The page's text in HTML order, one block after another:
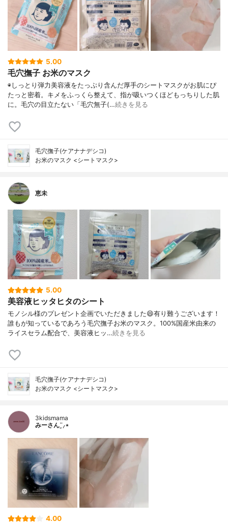
5.00
毛穴撫子 お米のマスク
◉しっとり弾力美容液をたっぷり含んだ厚手のシートマスクがお肌にぴ
たっと密着。キメをふっくら整えて、指が吸いつくほどもっちりした肌
に。毛穴の目立たない「毛穴無子(…続きを見る
毛穴撫子(ケアナナデシコ)
お米のマスク <シートマスク>
恵未
5.00
美容液ヒッタヒタのシート
モノシル様のプレゼント企画でいただきました😄有り難うございます！
誰もが知っているであろう毛穴撫子お米のマスク。100%国産米由来の
ライスセラム配合で、美容液ヒッ…続きを見る
毛穴撫子(ケアナナデシコ)
お米のマスク <シートマスク>
3kidsmama
みーさん¨̮⸝⋆
4.00